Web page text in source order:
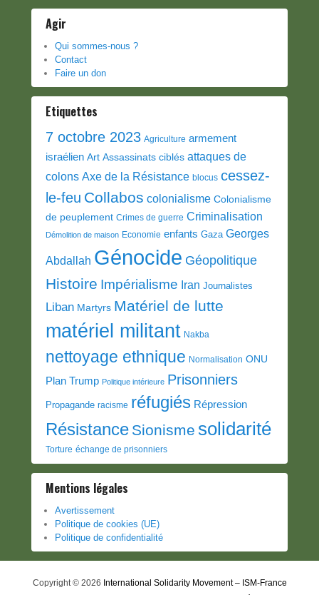
Agir
Qui sommes-nous ?
Contact
Faire un don
Etiquettes
7 octobre 2023 Agriculture armement
israélien Art Assassinats ciblés attaques de
colons Axe de la Résistance blocus cessez-
le-feu Collabos colonialisme Colonialisme
de peuplement Crimes de guerre Criminalisation
Démolition de maison Economie enfants Gaza Georges
Abdallah Génocide Géopolitique
Histoire Impérialisme Iran Journalistes
Liban Martyrs Matériel de lutte
matériel militant Nakba
nettoyage ethnique Normalisation ONU
Plan Trump Politique intérieure Prisonniers
Propagande racisme réfugiés Répression
Résistance Sionisme solidarité
Torture échange de prisonniers
Mentions légales
Avertissement
Politique de cookies (UE)
Politique de confidentialité
Copyright © 2026 International Solidarity Movement – ISM-France